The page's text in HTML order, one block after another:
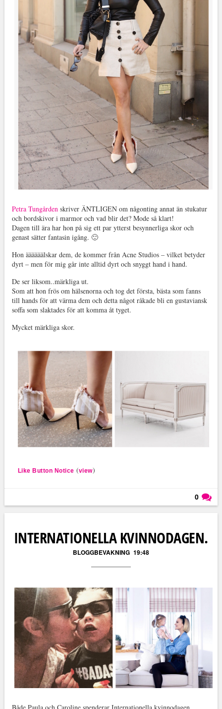
Petra Tungården skriver ÄNTLIGEN om någonting annat än stukatur
och bordskivor i marmor och vad blir det? Mode så klart!
Dagen till ära har hon på sig ett par ytterst besynnerliga skor och
genast sätter fantasin igång. 🙂
Hon äääääälskar dem, de kommer från Acne Studios – vilket betyder
dyrt – men för mig går inte alltid dyrt och snyggt hand i hand.
De ser liksom..märkliga ut.
Som att hon frös om hälsenorna och tog det första, bästa som fanns
till hands för att värma dem och detta något råkade bli en gustaviansk
soffa som slaktades för att komma åt tyget.
Mycket märkliga skor.
Like Button Notice (view)
0
INTERNATIONELLA KVINNODAGEN.
BLOGGBEVAKNING 19:48